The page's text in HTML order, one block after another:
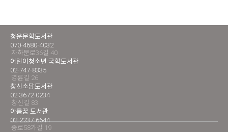
청운문학도서관
070-4680-4032
자하문로36길 40
어린이청소년 국학도서관
02-747-8335
명륜길 26
창신소담도서관
02-3672-0234
창신길 83
아름꿈 도서관
02-2237-6644
종로58가길 19